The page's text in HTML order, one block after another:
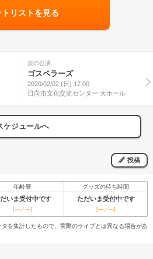
リストを見る
次の公演
ゴスペラーズ
2020/02/02 (日) 17:00
日向市文化交流センター 大ホール
ケジュールへ
投稿
年齢層 グッズの待ち時間
いま受付中です ただいま受付中です
[---／---] [---／---]
を集計したもので、実際のライブとは異なる場合があ